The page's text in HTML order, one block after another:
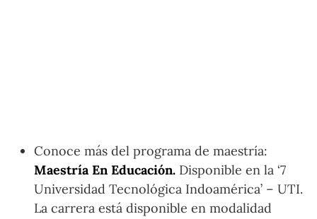
Conoce más del programa de maestría:
Maestría En Educación. Disponible en la ‘7
Universidad Tecnológica Indoamérica’ – UTI.
La carrera está disponible en modalidad